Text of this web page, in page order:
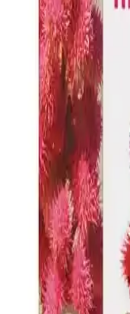
AVIDERM lavanta
parlaklık ve hoş koku
tipleriyle uyum sağlar,
pratik kullanım sunar.
Doğalca Kojik
Tonunu Eşitleyen
Doğalca Kojik Asit
tonunu eşitleyen etkili
testlerle onaylanmıştır.
Dermokil Kil,
Maskesi: Doğal
Doğal içeriklerle
Keratan saç maskesi,
parlaklık ve
destekler.